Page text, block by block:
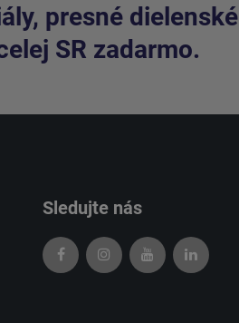
presné dielenské
SR zadarmo.
Sledujte nás